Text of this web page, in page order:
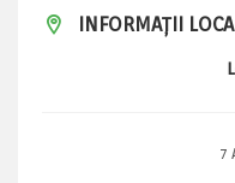
INFORMAȚII
7